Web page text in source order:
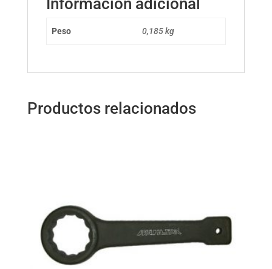
Información adicional
Peso 0,185 kg
Productos relacionados